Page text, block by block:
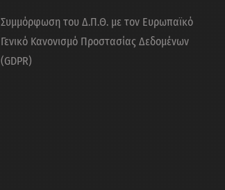
Συμμόρφωση του Δ.Π.Θ. με τον Ευρωπαϊκό
Γενικό Κανονισμό Προστασίας Δεδομένων
(GDPR)